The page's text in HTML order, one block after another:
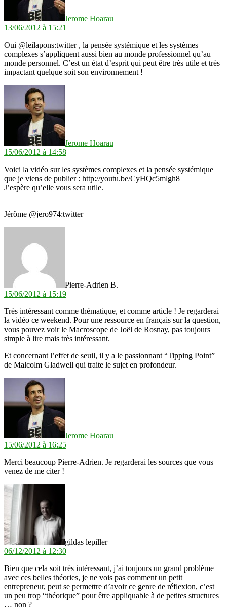
Jerome Hoarau
13/06/2012 à 15:21
Oui @leilapons:twitter , la pensée systémique et les systèmes
complexes s’appliquent aussi bien au monde professionnel qu’au
monde personnel. C’est un état d’esprit qui peut être très utile et très
impactant quelque soit son environnement !
Jerome Hoarau
15/06/2012 à 14:58
Voici la vidéo sur les systèmes complexes et la pensée systémique
que je viens de publier : http://youtu.be/CyHQc5mlgh8
J’espère qu’elle vous sera utile.
——
Jérôme @jero974:twitter
Pierre-Adrien B.
15/06/2012 à 15:19
Très intéressant comme thématique, et comme article ! Je regarderai
la vidéo ce weekend. Pour une ressource en français sur la question,
vous pouvez voir le Macroscope de Joël de Rosnay, pas toujours
simple à lire mais très intéressant.
Et concernant l’effet de seuil, il y a le passionnant “Tipping Point”
de Malcolm Gladwell qui traite le sujet en profondeur.
Jerome Hoarau
15/06/2012 à 16:25
Merci beaucoup Pierre-Adrien. Je regarderai les sources que vous
venez de me citer !
gildas lepiller
06/12/2012 à 12:30
Bien que cela soit très intéressant, j’ai toujours un grand problème
avec ces belles théories, je ne vois pas comment un petit
entrepreneur, peut se permettre d’avoir ce genre de réflexion, c’est
un peu trop “théorique” pour être appliquable à de petites structures
… non ?